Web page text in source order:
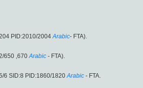
PID:2010/2004 Arabic- FTA).
650 ,670Arabic - FTA).
6 SID:8 PID:1860/1820 Arabic - FTA.